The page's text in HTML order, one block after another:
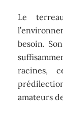
Le
besoin.
racines,
amateurs